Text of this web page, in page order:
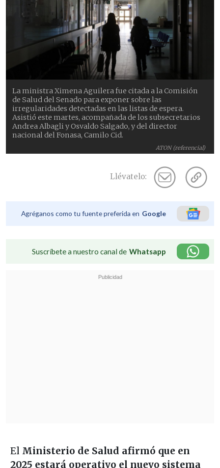
ATON (referencial)
La ministra Ximena Aguilera fue citada a la Comisión
de Salud del Senado para exponer sobre las
irregularidades detectadas en las listas de espera.
Asistió este martes, acompañada de los subsecretarios
Andrea Albagli y Osvaldo Salgado, y del director
nacional del Fonasa, Camilo Cid.
Llévatelo:
Agréganos como tu fuente preferida en Google
Suscríbete a nuestro canal de Whatsapp
El Ministerio de Salud afirmó que en
2025 estará operativo el nuevo sistema